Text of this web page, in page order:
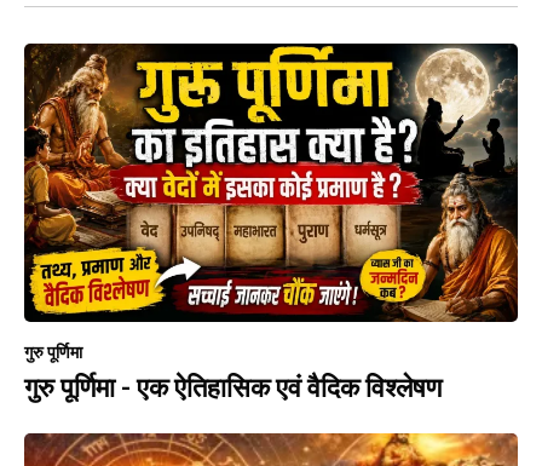
गुरु पूर्णिमा
गुरु पूर्णिमा - एक ऐतिहासिक एवं वैदिक विश्लेषण